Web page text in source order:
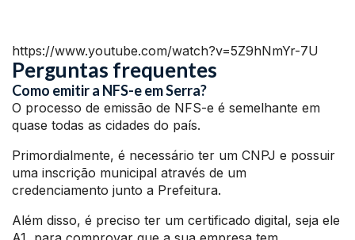
https://www.youtube.com/watch?v=5Z9hNmYr-7U
Perguntas frequentes
Como emitir a NFS-e em Serra?
O processo de emissão de NFS-e é semelhante em
quase todas as cidades do país.
Primordialmente, é necessário ter um CNPJ e possuir
uma inscrição municipal através de um
credenciamento junto a Prefeitura.
Além disso, é preciso ter um certificado digital, seja ele